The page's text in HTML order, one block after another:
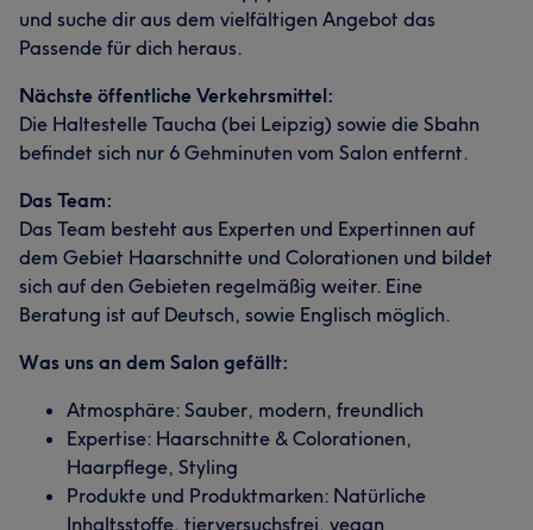
und suche dir aus dem vielfältigen Angebot das
Passende für dich heraus.
Nächste öffentliche Verkehrsmittel:
Die Haltestelle Taucha (bei Leipzig) sowie die Sbahn
befindet sich nur 6 Gehminuten vom Salon entfernt.
Das Team:
Das Team besteht aus Experten und Expertinnen auf
dem Gebiet Haarschnitte und Colorationen und bildet
sich auf den Gebieten regelmäßig weiter. Eine
Beratung ist auf Deutsch, sowie Englisch möglich.
Was uns an dem Salon gefällt:
Atmosphäre: Sauber, modern, freundlich
Expertise: Haarschnitte & Colorationen,
Haarpflege, Styling
Produkte und Produktmarken: Natürliche
Inhaltsstoffe, tierversuchsfrei, vegan